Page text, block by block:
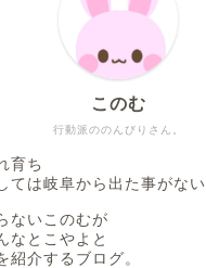
行動派ののんびりさん。
このむ
育ち
ては岐阜から出た事がない
ないこのむが
なとこやよと
紹介するブログ。